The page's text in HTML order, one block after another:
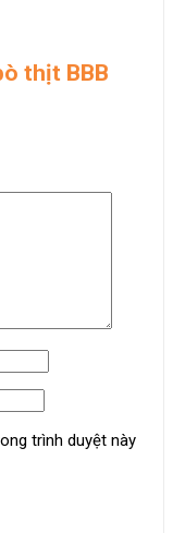
thịt BBB
trình duyệt này